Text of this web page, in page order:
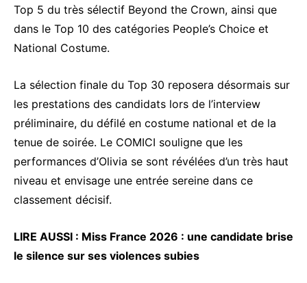
Top 5 du très sélectif Beyond the Crown, ainsi que
dans le Top 10 des catégories People’s Choice et
National Costume.
La sélection finale du Top 30 reposera désormais sur
les prestations des candidats lors de l’interview
préliminaire, du défilé en costume national et de la
tenue de soirée. Le COMICI souligne que les
performances d’Olivia se sont révélées d’un très haut
niveau et envisage une entrée sereine dans ce
classement décisif.
LIRE AUSSI : Miss France 2026 : une candidate brise
le silence sur ses violences subies